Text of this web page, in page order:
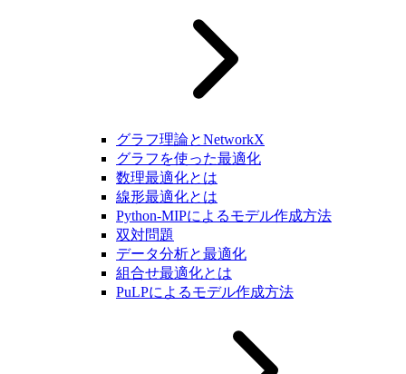
グラフ理論とNetworkX
グラフを使った最適化
数理最適化とは
線形最適化とは
Python-MIPによるモデル作成方法
双対問題
データ分析と最適化
組合せ最適化とは
PuLPによるモデル作成方法